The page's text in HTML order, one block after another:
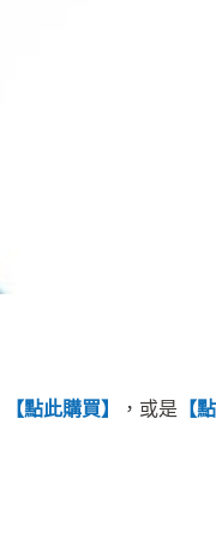
【點此購買】 ，或是 【